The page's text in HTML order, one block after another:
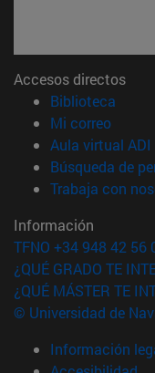
Accesos directos
Biblioteca
Mi correo(abre
Aula virtual ADI
Búsqueda de
Trabaja con
Información
TFNO +34 948 42 56
¿QUÉ GRADO TE
¿QUÉ MÁSTER TE
© Universidad de
Información